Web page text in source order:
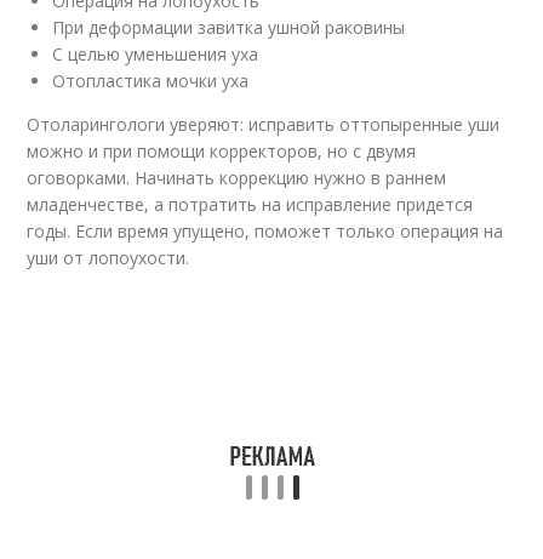
При деформации завитка ушной раковины
С целью уменьшения уха
Отопластика мочки уха
Отоларингологи уверяют: исправить оттопыренные уши
можно и при помощи корректоров, но с двумя
оговорками. Начинать коррекцию нужно в раннем
младенчестве, а потратить на исправление придется
годы. Если время упущено, поможет только операция на
уши от лопоухости.